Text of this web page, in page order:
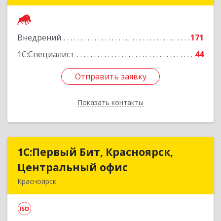
Внедрений
171
1С:Специалист
44
Отправить заявку
Показать контакты
Отправить заявку
Назад
1С:Первый Бит, Красноярск,
Центральный офис
Красноярск
1С:Первый Бит, Красноярск,
Центральный офис